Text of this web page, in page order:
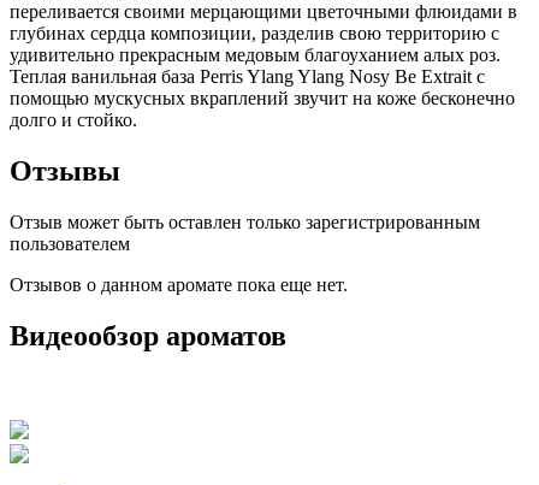
переливается своими мерцающими цветочными флюидами в
глубинах сердца композиции, разделив свою территорию с
удивительно прекрасным медовым благоуханием алых роз.
Теплая ванильная база Perris Ylang Ylang Nosy Be Extrait с
помощью мускусных вкраплений звучит на коже бесконечно
долго и стойко.
Отзывы
Отзыв может быть оставлен только зарегистрированным
пользователем
Отзывов о данном аромате пока еще нет.
Видеообзор ароматов